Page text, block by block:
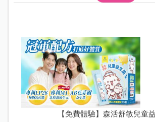
【免費體驗】森活舒敏兒童